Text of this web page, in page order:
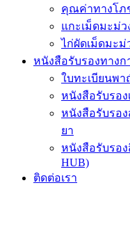
คุณค่าทางโภ
แกะเม็ดมะม่
ไก่ผัดเม็ดมะม่
หนังสือรับรองทางก
ใบทะเบียนพ
หนังสือรับรอง
หนังสือรับรอ
ยา
หนังสือรับรอ
HUB)
ติดต่อเรา